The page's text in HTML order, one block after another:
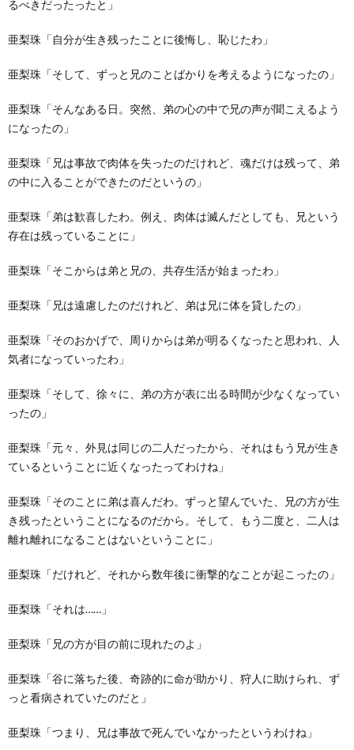
るべきだったったと」
亜梨珠「自分が生き残ったことに後悔し、恥じたわ」
亜梨珠「そして、ずっと兄のことばかりを考えるようになったの」
亜梨珠「そんなある日。突然、弟の心の中で兄の声が聞こえるよう
になったの」
亜梨珠「兄は事故で肉体を失ったのだけれど、魂だけは残って、弟
の中に入ることができたのだというの」
亜梨珠「弟は歓喜したわ。例え、肉体は滅んだとしても、兄という
存在は残っていることに」
亜梨珠「そこからは弟と兄の、共存生活が始まったわ」
亜梨珠「兄は遠慮したのだけれど、弟は兄に体を貸したの」
亜梨珠「そのおかげで、周りからは弟が明るくなったと思われ、人
気者になっていったわ」
亜梨珠「そして、徐々に、弟の方が表に出る時間が少なくなってい
ったの」
亜梨珠「元々、外見は同じの二人だったから、それはもう兄が生き
ているということに近くなったってわけね」
亜梨珠「そのことに弟は喜んだわ。ずっと望んでいた、兄の方が生
き残ったということになるのだから。そして、もう二度と、二人は
離れ離れになることはないということに」
亜梨珠「だけれど、それから数年後に衝撃的なことが起こったの」
亜梨珠「それは……」
亜梨珠「兄の方が目の前に現れたのよ」
亜梨珠「谷に落ちた後、奇跡的に命が助かり、狩人に助けられ、ず
っと看病されていたのだと」
亜梨珠「つまり、兄は事故で死んでいなかったというわけね」